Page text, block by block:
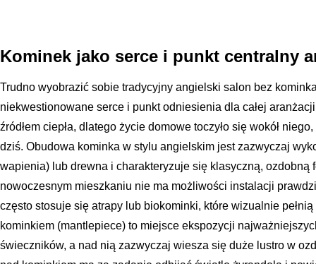
Kominek jako serce i punkt centralny
Trudno wyobrazić sobie tradycyjny angielski salon bez
niekwestionowane serce i punkt odniesienia dla całej
źródłem ciepła, dlatego życie domowe toczyło się wokół
dziś. Obudowa kominka w stylu angielskim jest zazwyczaj
wapienia) lub drewna i charakteryzuje się klasyczną, ozdobną
nowoczesnym mieszkaniu nie ma możliwości instalacji
często stosuje się atrapy lub biokominki, które wizualnie pełnią
kominkiem (mantlepiece) to miejsce ekspozycji
świeczników, a nad nią zazwyczaj wiesza się duże lustro w